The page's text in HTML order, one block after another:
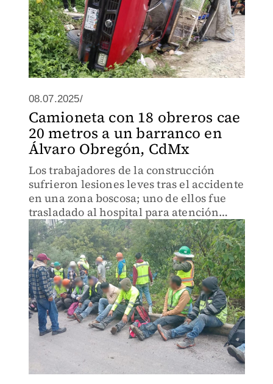
08.07.2025/
Camioneta con 18 obreros cae
20 metros a un barranco en
Álvaro Obregón, CdMx
Los trabajadores de la construcción
sufrieron lesiones leves tras el accidente
en una zona boscosa; uno de ellos fue
trasladado al hospital para atención
especializada.